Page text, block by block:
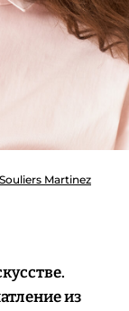
Souliers Martinez
из